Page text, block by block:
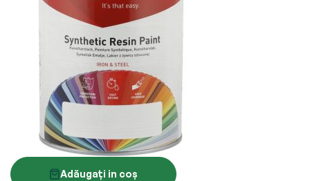
Adăugați in coș